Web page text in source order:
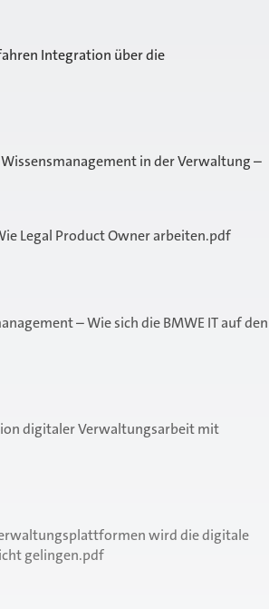
Integration über die
in der Verwaltung –
Legal Product Owner arbeiten.pdf
– Wie sich die BMWE IT auf den
digitaler Verwaltungsarbeit mit
wird die digitale
gelingen.pdf